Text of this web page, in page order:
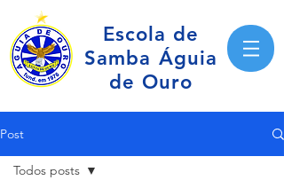
Escola de
Samba Águia
de Ouro
Post
Todos posts